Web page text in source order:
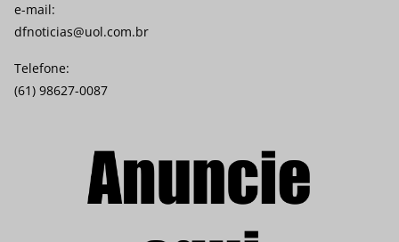
e-mail:
dfnoticias@uol.com.br
Telefone:
(61) 98627-0087